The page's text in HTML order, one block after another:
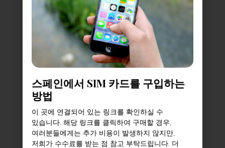
스페인에서 SIM 카드를 구입하는
방법
이 곳에 연결되어 있는 링크를 확인하실 수
있습니다. 해당 링크를 클릭하여 구매할 경우,
여러분들에게는 추가 비용이 발생하지 않지만,
저희가 수수료를 받는 점 참고 부탁드립니다. 더